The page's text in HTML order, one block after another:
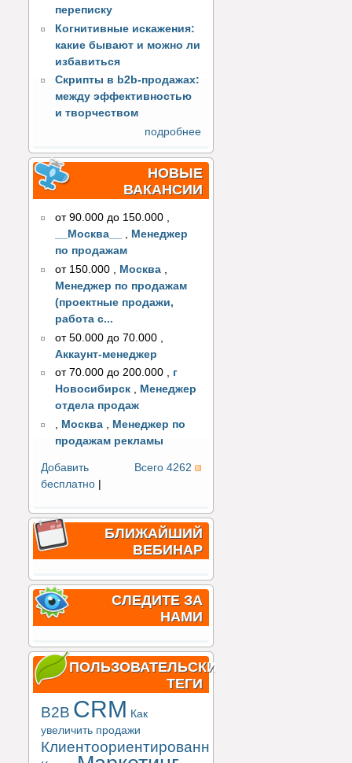
переписку
Когнитивные искажения:
какие бывают и можно ли
избавиться
Скрипты в b2b-продажах:
между эффективностью
и творчеством
подробнее
НОВЫЕ
ВАКАНСИИ
от 90.000 до 150.000 ,
__Москва__
, Менеджер
по продажам
от 150.000
Москва
Менеджер по продажам
(проектные продажи,
работа с...
от 50.000 до 70.000
Аккаунт-менеджер
от 70.000 до 200.000 , г
Новосибирск , Менеджер
отдела продаж
, Москва , Менеджер по
продажам рекламы
Всего 4262
Добавить
бесплатно
БЛИЖАЙШИЙ
ВЕБИНАР
СЛЕДИТЕ ЗА
НАМИ
ПОЛЬЗОВАТЕЛЬСКИЕ
ТЕГИ
B2B CRM Как
увеличить продажи
Клиентоориентированность